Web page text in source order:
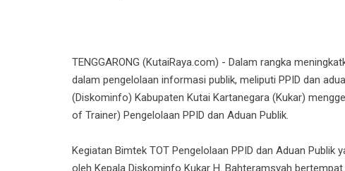
TENGGARONG (KutaiRaya.com) - Dalam rangka
dalam pengelolaan informasi publik, meliputi PPID dan
(Diskominfo) Kabupaten Kutai Kartanegara (Kukar)
of Trainer) Pengelolaan PPID dan Aduan Publik.
Kegiatan Bimtek TOT Pengelolaan PPID dan Aduan
oleh Kepala Diskominfo Kukar H. Bahteramsyah